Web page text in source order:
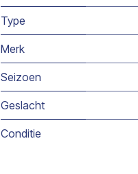
Type
Merk
Seizoen
Geslacht
Conditie